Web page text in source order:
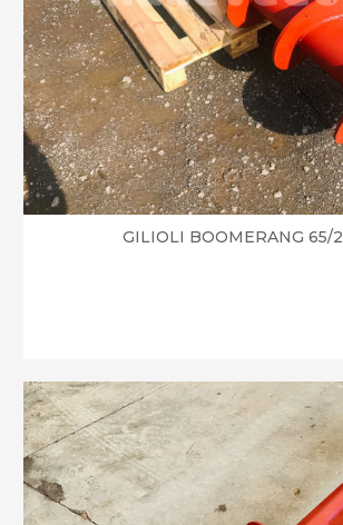
GILIOLI BOOMERANG 65/2